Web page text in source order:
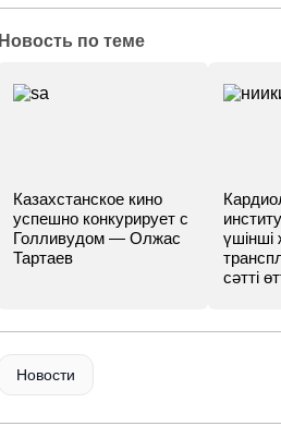
Новость по теме
Казахстанское кино
успешно конкурирует с
Голливудом — Олжас
Тартаев
үшінші
сәтті
Новости